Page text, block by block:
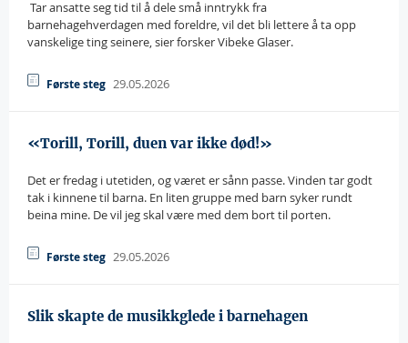
 Tar ansatte seg tid til å dele små inntrykk fra
barnehagehverdagen med foreldre, vil det bli lettere å ta opp
vanskelige ting seinere, sier forsker Vibeke Glaser.
Første steg 29.05.2026
«Torill, Torill, duen var ikke død!»
Det er fredag i utetiden, og været er sånn passe. Vinden tar godt
tak i kinnene til barna. En liten gruppe med barn syker rundt
beina mine. De vil jeg skal være med dem bort til porten.
Første steg 29.05.2026
Slik skapte de musikkglede i barnehagen